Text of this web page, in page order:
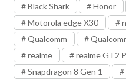
Black Shark
Honor
Motorola edge X30
Qualcomm
realme
realme GT2
Snapdragon 8 Gen 1